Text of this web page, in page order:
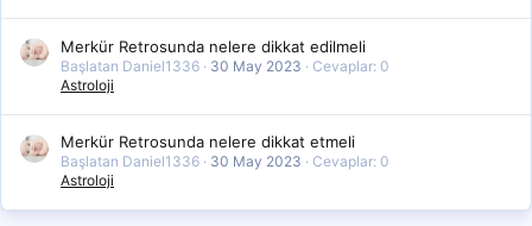
Merkür Retrosunda nelere dikkat edilmeli
Başlatan Daniel1336 30 May 2023
Cevaplar: 0
Astroloji
Merkür Retrosunda nelere dikkat etmeli
Başlatan Daniel1336 30 May 2023
Cevaplar: 0
Astroloji